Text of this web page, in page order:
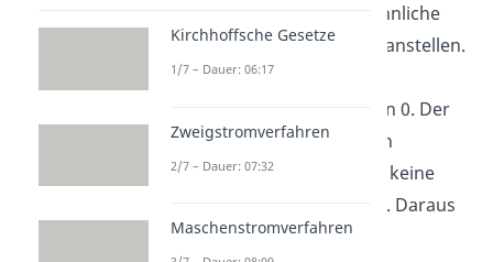
Wir können jetzt wieder ähnliche
Überlegungen wie vorher anstellen.
Für
geht der
gegen 0. Der
Strom sieht so gut wie kein
Hindernis, somit fällt auch keine
Spannung an der Spule ab. Daraus
folgt:
Kirchhoffsche Gesetze
1/7 – Dauer: 06:17
Zweigstromverfahren
2/7 – Dauer: 07:32
Maschenstromverfahren